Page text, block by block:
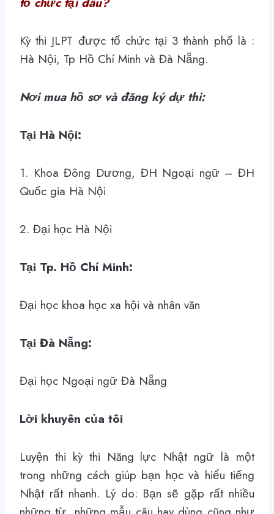
Kỳ thi JLPT được tổ chức tại 3 thành phố là :
Hà Nội, Tp Hồ Chí Minh và Đà Nẵng.
Nơi mua hồ sơ và đăng ký dự thi:
Tại Hà Nội:
1. Khoa Đông Dương, ĐH Ngoại ngữ – ĐH
Quốc gia Hà Nội
2. Đại học Hà Nội
Tại Tp. Hồ Chí Minh:
Đại học khoa học xa hội và nhân văn
Tại Đà Nẵng:
Đại học Ngoại ngữ Đà Nẵng
Lời khuyên của tôi
Luyện thi kỳ thi Năng lực Nhật ngữ là một
trong những cách giúp bạn học và hiểu tiếng
Nhật rất nhanh. Lý do: Bạn sẽ gặp rất nhiều